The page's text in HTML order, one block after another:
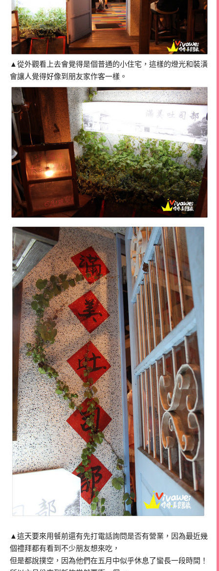
▲從外觀看上去會覺得是個普通的小住宅，這樣的燈光和裝潢
會讓人覺得好像到朋友家作客一樣。
▲這天要來用餐前還有先打電話詢問是否有營業，因為最近幾
個禮拜都有看到不少朋友想來吃，
但是都說撲空，因為他們在五月中似乎休息了蠻長一段時間！